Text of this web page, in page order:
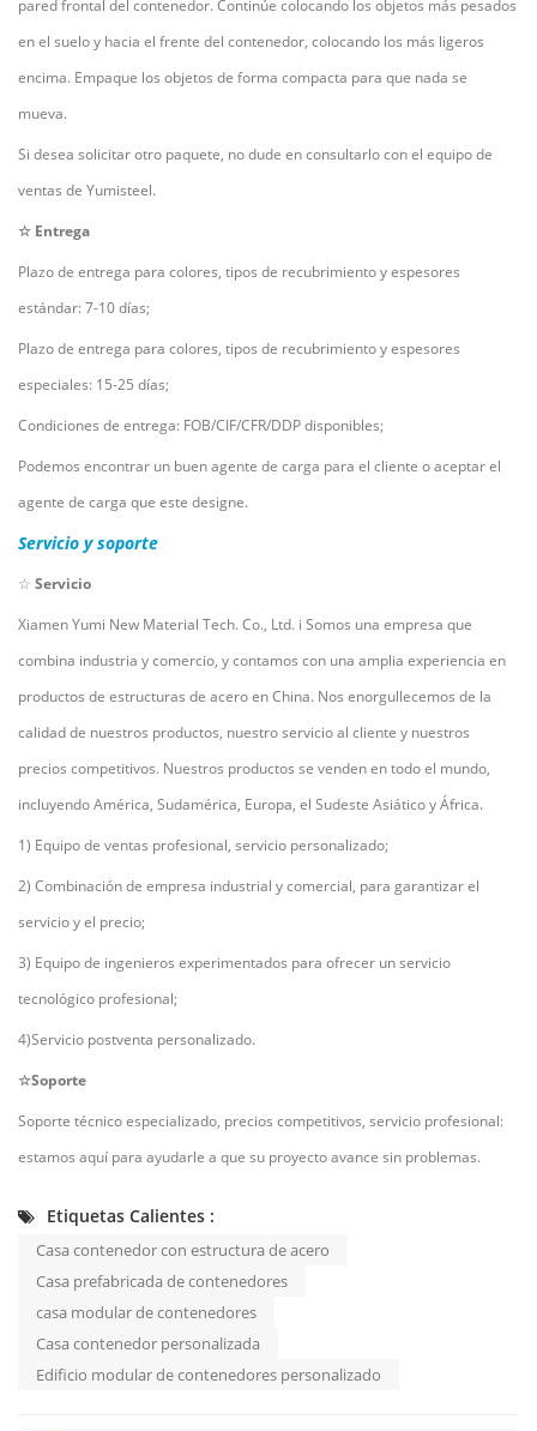
pared frontal del contenedor. Continúe colocando los objetos más pesados
en el suelo y hacia el frente del contenedor, colocando los más ligeros
encima. Empaque los objetos de forma compacta para que nada se
mueva.
Si desea solicitar otro paquete, no dude en consultarlo con el equipo de
ventas de Yumisteel.
☆ Entrega
Plazo de entrega para colores, tipos de recubrimiento y espesores
estándar: 7-10 días;
Plazo de entrega para colores, tipos de recubrimiento y espesores
especiales: 15-25 días;
Condiciones de entrega: FOB/CIF/CFR/DDP disponibles;
Podemos encontrar un buen agente de carga para el cliente o aceptar el
agente de carga que este designe.
Servicio y soporte
☆ Servicio
Xiamen Yumi New Material Tech. Co., Ltd. i Somos una empresa que
combina industria y comercio, y contamos con una amplia experiencia en
productos de estructuras de acero en China. Nos enorgullecemos de la
calidad de nuestros productos, nuestro servicio al cliente y nuestros
precios competitivos. Nuestros productos se venden en todo el mundo,
incluyendo América, Sudamérica, Europa, el Sudeste Asiático y África.
1) Equipo de ventas profesional, servicio personalizado;
2) Combinación de empresa industrial y comercial, para garantizar el
servicio y el precio;
3) Equipo de ingenieros experimentados para ofrecer un servicio
tecnológico profesional;
4)Servicio postventa personalizado.
☆Soporte
Soporte técnico especializado, precios competitivos, servicio profesional:
estamos aquí para ayudarle a que su proyecto avance sin problemas.
Etiquetas Calientes :
Casa contenedor con estructura de acero
Casa prefabricada de contenedores
casa modular de contenedores
Casa contenedor personalizada
Edificio modular de contenedores personalizado